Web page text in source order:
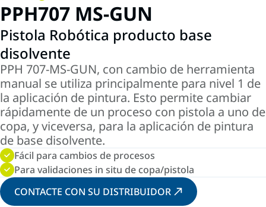
PPH707 MS-GUN
Pistola Robótica producto base
disolvente
PPH 707-MS-GUN, con cambio de herramienta
manual se utiliza principalmente para nivel 1 de
la aplicación de pintura. Esto permite cambiar
rápidamente de un proceso con pistola a uno de
copa, y viceversa, para la aplicación de pintura
de base disolvente.
Fácil para cambios de procesos
Para validaciones in situ de copa/pistola
CONTACTE CON SU DISTRIBUIDOR